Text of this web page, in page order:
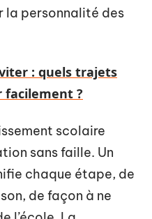
la personnalité des
: quels trajets
facilement ?
scolaire
sans faille. Un
chaque étape, de
de façon à ne